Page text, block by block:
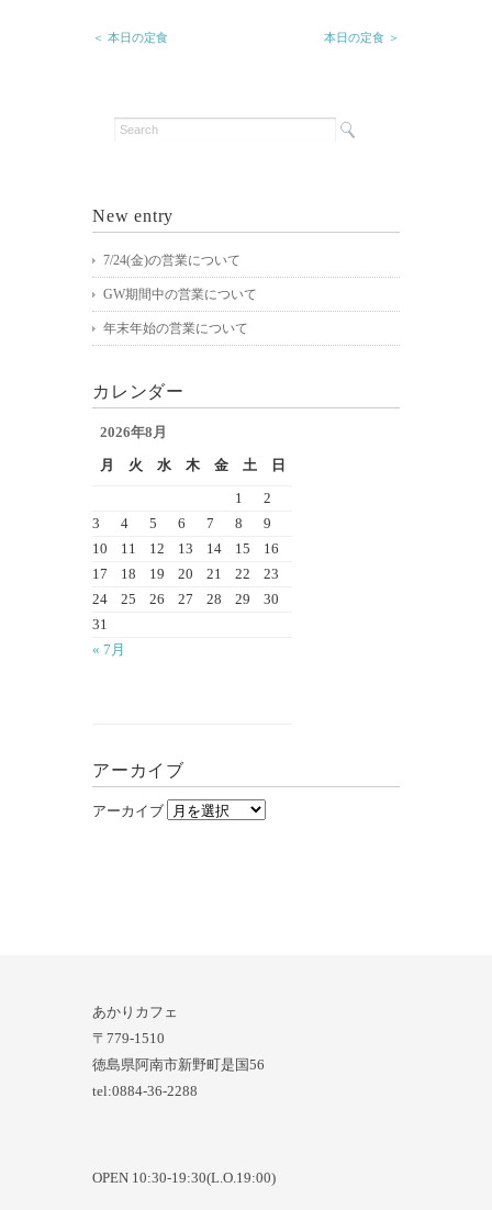
＜ 本日の定食 本日の定食 ＞
New entry
7/24(金)の営業について
GW期間中の営業について
年末年始の営業について
カレンダー
2026年8月
月
火 水 木 金 土 日
« 7月
1
2
3
4 5 6 7 8
9
10
11 12 13 14 15
16
17
18 19 20 21 22
23
24
25 26 27 28 29
30
31
アーカイブ
アーカイブ
あかりカフェ
〒779-1510
徳島県阿南市新野町是国56
tel:0884-36-2288
OPEN 10:30-19:30(L.O.19:00)